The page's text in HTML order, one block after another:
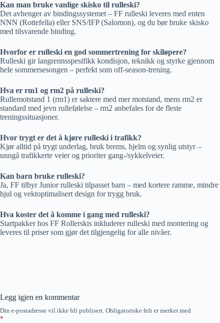
Kan man bruke vanlige skisko til rulleski?
Det avhenger av bindingssystemet – FF rulleski leveres med enten
NNN (Rottefella) eller SNS/IFP (Salomon), og du bør bruke skisko
med tilsvarende binding.
Hvorfor er rulleski en god sommertrening for skiløpere?
Rulleski gir langrennsspesifikk kondisjon, teknikk og styrke gjennom
hele sommersesongen – perfekt som off-season-trening.
Hva er rm1 og rm2 på rulleski?
Rullemotstand 1 (rm1) er saktere med mer motstand, mens rm2 er
standard med jevn rullefølelse – rm2 anbefales for de fleste
treningssituasjoner.
Hvor trygt er det å kjøre rulleski i trafikk?
Kjør alltid på trygt underlag, bruk brems, hjelm og synlig utstyr –
unngå trafikkerte veier og prioriter gang-/sykkelveier.
Kan barn bruke rulleski?
Ja, FF tilbyr Junior rulleski tilpasset barn – med kortere ramme, mindre
hjul og vektoptimalisert design for trygg bruk.
Hva koster det å komme i gang med rulleski?
Startpakker hos FF Rollerskis inkluderer rulleski med montering og
leveres til priser som gjør det tilgjengelig for alle nivåer.
Legg igjen en kommentar
Din e-postadresse vil ikke bli publisert. Obligatoriske felt er merket med
*